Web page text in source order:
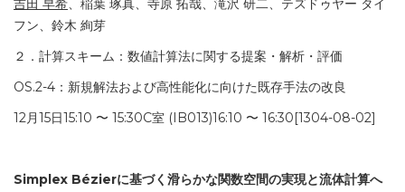
吉田 早希、稲葉 琢真、寺原 拓哉、滝沢 研二、テズドゥヤー タイ
フン、鈴木 絢芽
２．計算スキーム：数値計算法に関する提案・解析・評価
OS.2-4：新規解法および高性能化に向けた既存手法の改良
12月15日15:10 〜 15:30C室 (IB013)16:10 〜 16:30[1304-08-02]
Simplex Bézierに基づく滑らかな関数空間の実現と流体計算へ